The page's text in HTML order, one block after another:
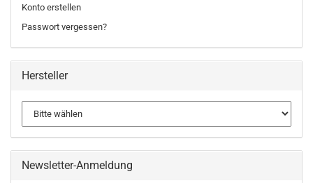
Konto erstellen
Passwort vergessen?
Hersteller
Newsletter-Anmeldung